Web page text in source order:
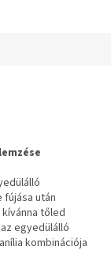
után
tőled
egyedülálló
kombinációja